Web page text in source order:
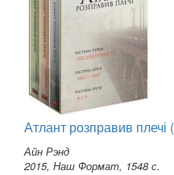
Атлант розправив плечі
Айн Рэнд
2015, Наш Формат, 1548 с.